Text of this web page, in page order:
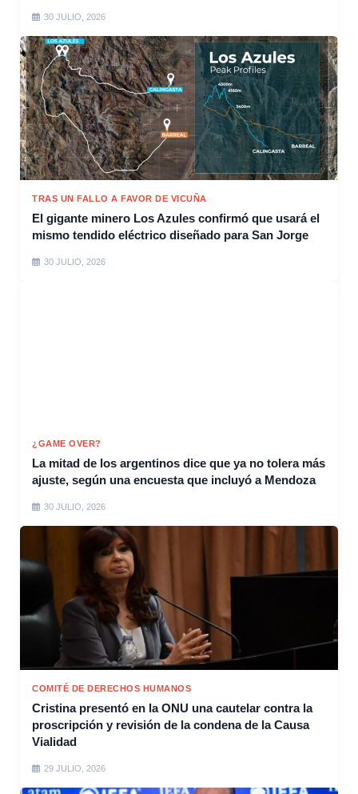
30 JULIO, 2026
TRAS UN FALLO A FAVOR DE VICUÑA
El gigante minero Los Azules confirmó que usará el
mismo tendido eléctrico diseñado para San Jorge
30 JULIO, 2026
¿GAME OVER?
La mitad de los argentinos dice que ya no tolera más
ajuste, según una encuesta que incluyó a Mendoza
30 JULIO, 2026
COMITÉ DE DERECHOS HUMANOS
Cristina presentó en la ONU una cautelar contra la
proscripción y revisión de la condena de la Causa
Vialidad
29 JULIO, 2026